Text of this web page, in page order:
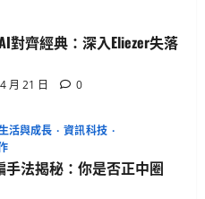
對齊經典：深入Eliezer失落
月 21 日 0
活與成長
資訊科技
手法揭秘：你是否正中圈